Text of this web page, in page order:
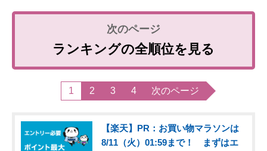
ランキングの全順位を見る
1 2 3 4 次のページ
【楽天】PR：お買い物マラソンは
8/11（火）01:59まで！ まずはエ